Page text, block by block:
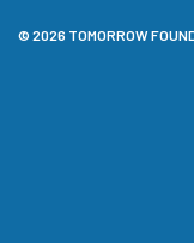
© 2026 TOMORROW